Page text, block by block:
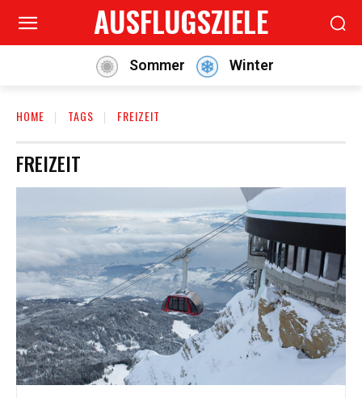
AUSFLUGSZIELE
Sommer Winter
HOME TAGS FREIZEIT
FREIZEIT